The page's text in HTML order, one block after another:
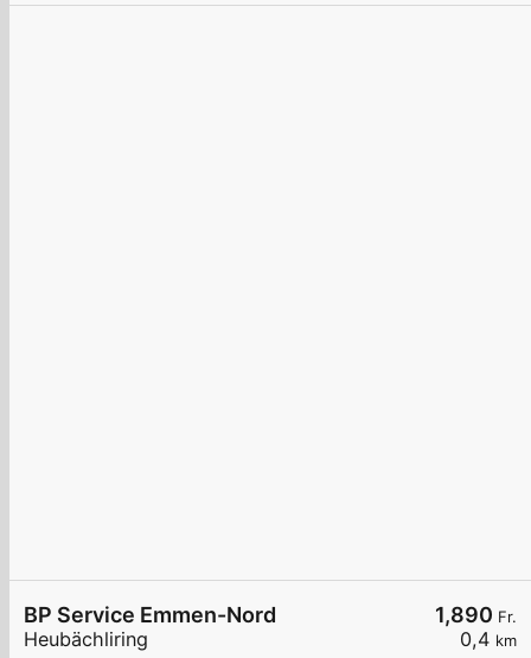
1,890 Fr.
0,4 km
BP Service Emmen-Nord
Heubächliring